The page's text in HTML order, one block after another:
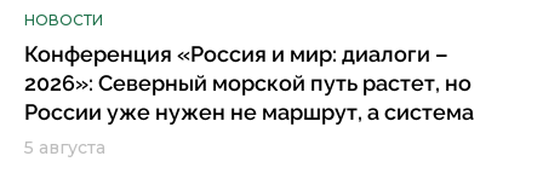
НОВОСТИ
Конференция «Россия и мир: диалоги –
2026»: Северный морской путь растет, но
России уже нужен не маршрут, а система
5 августа